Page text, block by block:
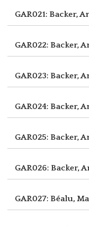
GAR021: Backer,
GAR022: Backer,
GAR023: Backer,
GAR024: Backer,
GAR025: Backer,
GAR026: Backer,
GAR027: Béalu,